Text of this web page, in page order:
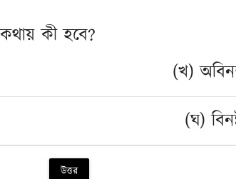
কী হবে?
(খ)
(ঘ)
উত্তর